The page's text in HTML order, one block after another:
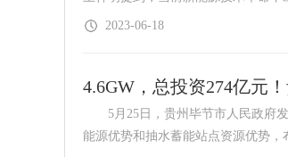
2023-06-18
4.6GW，总投资274亿元
5月25日，贵州毕节市人民政府发
能源优势和抽水蓄能站点资源优势，